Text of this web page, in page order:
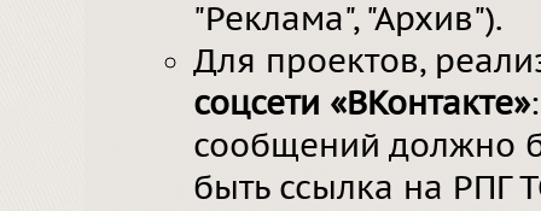
"Реклама", "Архив").
Для проектов,
соцсети «ВКонтакте»
сообщений должно
быть ссылка на РПГ